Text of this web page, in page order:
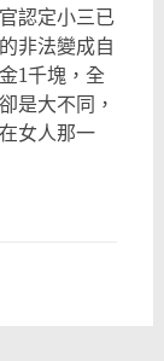
認定小三已
非法變成自
1千塊，全
是大不同，
女人那一